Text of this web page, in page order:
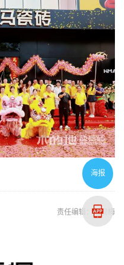
责任编辑：刘观梅
海报